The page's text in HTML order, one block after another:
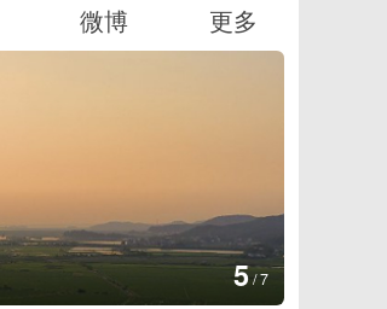
微博 更多
5/7